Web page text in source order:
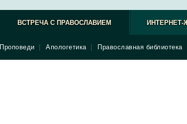
ВСТРЕЧА С ПРАВОСЛАВИЕМ
Проповеди Апологетика Православная библиотека
ИНТЕРНЕТ-